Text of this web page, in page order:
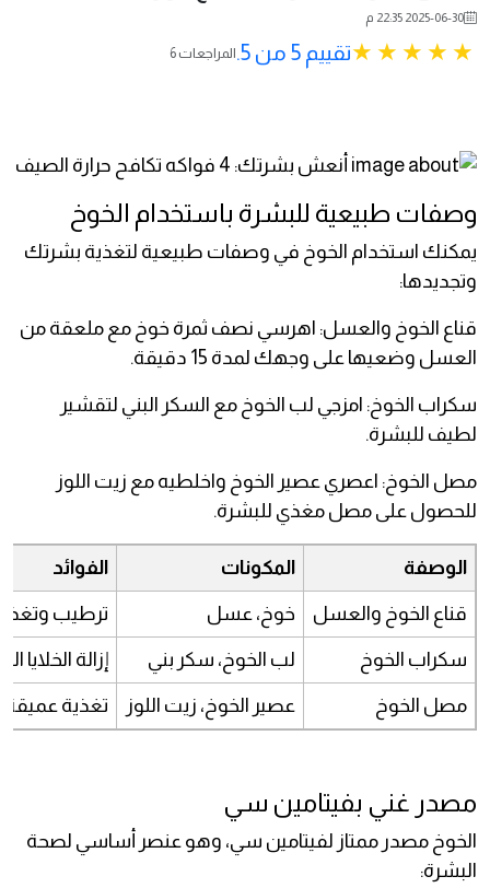
2025-06-30 22:35 م
تقييم 5 من 5. 6 المراجعات
وصفات طبيعية للبشرة باستخدام الخوخ
يمكنك استخدام الخوخ في وصفات طبيعية لتغذية بشرتك
وتجديدها:
قناع الخوخ والعسل: اهرسي نصف ثمرة خوخ مع ملعقة من
العسل وضعيها على وجهك لمدة 15 دقيقة.
سكراب الخوخ: امزجي لب الخوخ مع السكر البني لتقشير
لطيف للبشرة.
مصل الخوخ: اعصري عصير الخوخ واخلطيه مع زيت اللوز
للحصول على مصل مغذي للبشرة.
الوصفة المكونات الفوائد
قناع الخوخ والعسل خوخ، عسل ترطيب
سكراب الخوخ لب الخوخ، سكر بني إزالة الخلايا
مصل الخوخ عصير الخوخ، زيت اللوز تغذية عميقة
مصدر غني بفيتامين سي
الخوخ مصدر ممتاز لفيتامين سي، وهو عنصر أساسي لصحة
البشرة: